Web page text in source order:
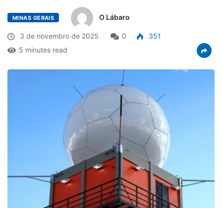
MINAS GERAIS O Lábaro
3 de novembro de 2025 0
351
5 minutes read